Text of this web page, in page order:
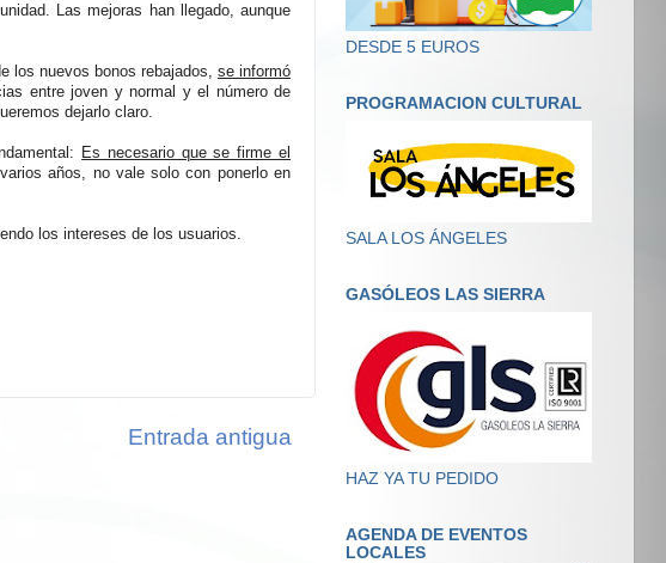
Las mejoras han llegado, aunque
los nuevos bonos rebajados, se informó
entre joven y normal y el número de
dejarlo claro.
Es necesario que se firme el
años, no vale solo con ponerlo en
los intereses de los usuarios.
Entrada antigua
DESDE 5 EUROS
PROGRAMACION CULTURAL
SALA LOS ÁNGELES
GASÓLEOS LAS SIERRA
HAZ YA TU PEDIDO
AGENDA DE EVENTOS
LOCALES